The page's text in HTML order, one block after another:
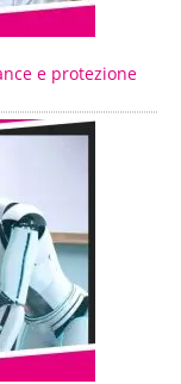
e protezione